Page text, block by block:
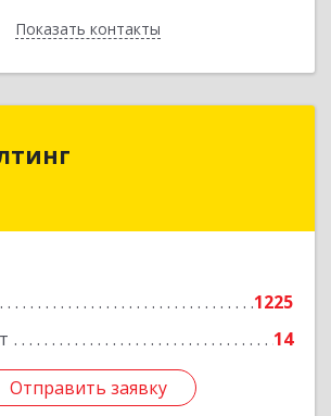
Показать контакты
Назад
1225
14
Отправить заявку
край, Владивосток г,
Отправить заявку